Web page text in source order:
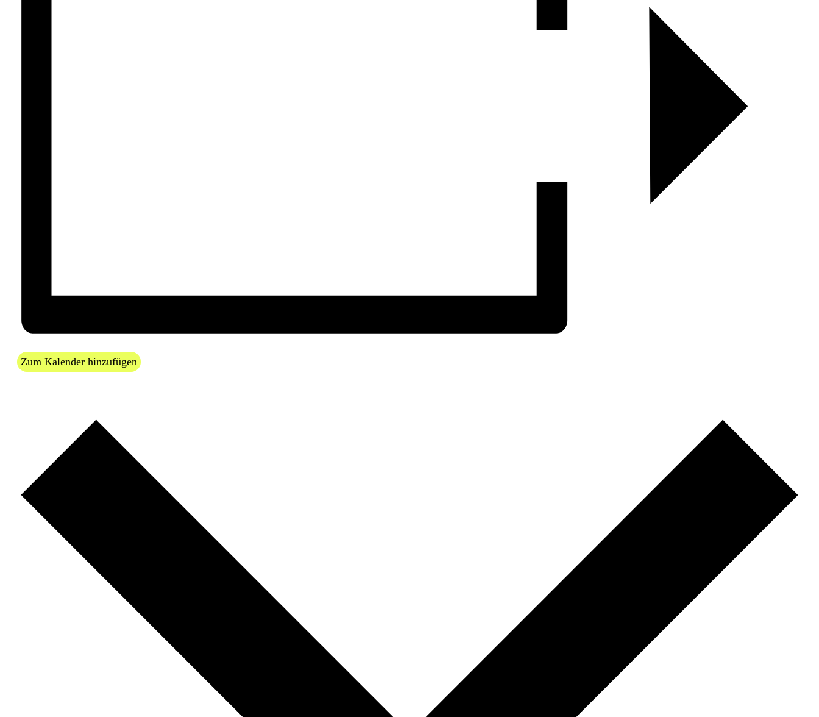
Zum Kalender hinzufügen